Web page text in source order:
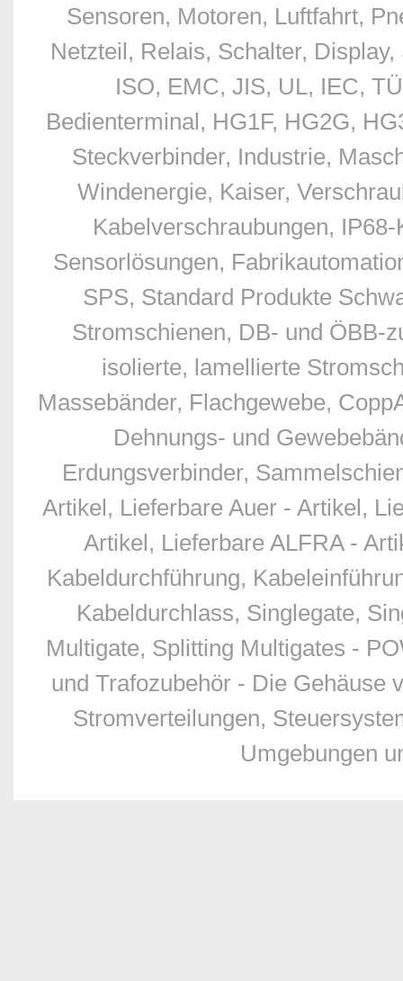
Sensoren, Motoren, Luftfahrt,
Netzteil, Relais, Schalter,
ISO, EMC, JIS, UL, IEC,
Bedienterminal, HG1F, HG2G,
Steckverbinder, Industrie,
Windenergie, Kaiser,
Kabelverschraubungen,
Sensorlösungen,
SPS, Standard Produkte
Stromschienen, DB- und ÖBB-
isolierte, lamellierte
Massebänder, Flachgewebe,
Dehnungs- und
Erdungsverbinder,
Artikel, Lieferbare Auer - Artikel,
Artikel, Lieferbare ALFRA -
Kabeldurchführung,
Kabeldurchlass, Singlegate,
Multigate, Splitting Multigates -
und Trafozubehör - Die Gehäuse
Stromverteilungen,
Umgebungen